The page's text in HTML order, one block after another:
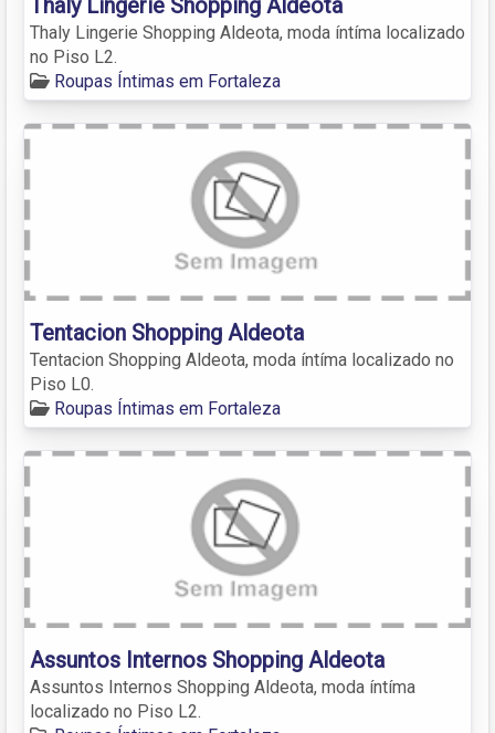
Thaly Lingerie Shopping Aldeota, moda íntíma localizado
no Piso L2.
Roupas Íntimas em Fortaleza
Tentacion Shopping Aldeota
Tentacion Shopping Aldeota, moda íntíma localizado no
Piso L0.
Roupas Íntimas em Fortaleza
Assuntos Internos Shopping Aldeota
Assuntos Internos Shopping Aldeota, moda íntíma
localizado no Piso L2.